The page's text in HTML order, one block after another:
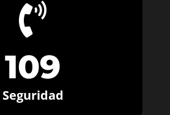

109
Seguridad